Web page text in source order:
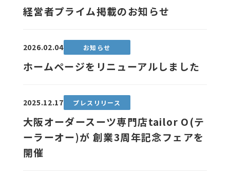
経営者プライム掲載のお知らせ
2026.02.04 お知らせ
ホームページをリニューアルしました
2025.12.17 プレスリリース
大阪オーダースーツ専門店tailor O(テ
ーラーオー)が 創業3周年記念フェアを
開催